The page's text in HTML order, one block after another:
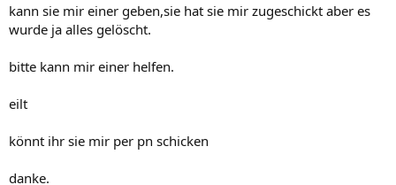
kann sie mir einer geben,sie hat sie mir zugeschickt aber es
wurde ja alles gelöscht.
bitte kann mir einer helfen.
eilt
könnt ihr sie mir per pn schicken
danke.